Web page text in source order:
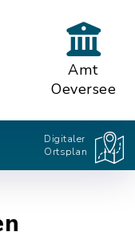
Amt
Oeversee
Digitaler
Ortsplan